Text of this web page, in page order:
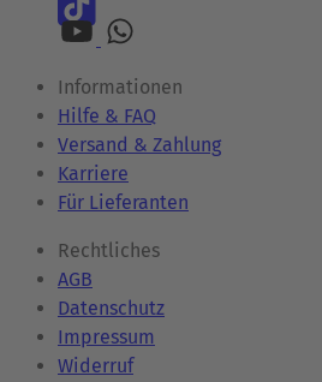
Informationen
Hilfe & FAQ
Versand & Zahlung
Karriere
Für Lieferanten
Rechtliches
AGB
Datenschutz
Impressum
Widerruf